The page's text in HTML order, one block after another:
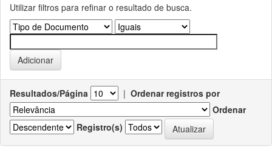
Utilizar filtros para refinar o resultado de busca.
Resultados/Página | Ordenar registros por
Ordenar
Registro(s)